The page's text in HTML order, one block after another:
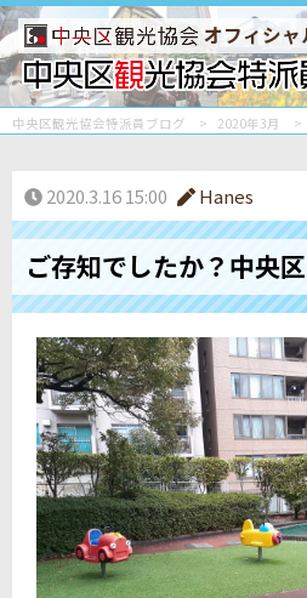
オフィシャ
中央区観光協会特派員ブログ 2020年3月
2020.3.16 15:00 Hanes
ご存知でしたか？中央